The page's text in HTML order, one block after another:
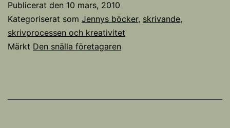
Publicerat den 10 mars, 2010
Kategoriserat som Jennys böcker, skrivande,
skrivprocessen och kreativitet
Märkt Den snälla företagaren